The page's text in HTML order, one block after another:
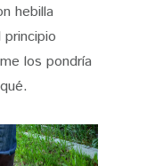
hebilla
los pondría